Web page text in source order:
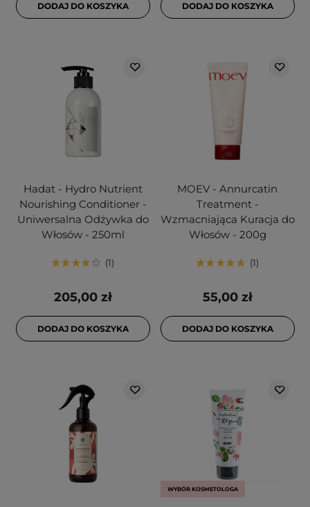
DODAJ DO KOSZYKA DODAJ DO KOSZYKA
Hadat - Hydro Nutrient
Nourishing Conditioner -
Uniwersalna Odżywka do
Włosów - 250ml
1
205,00 zł
DODAJ DO KOSZYKA
MOEV - Annurcatin
Treatment -
Wzmacniająca Kuracja do
Włosów - 200g
1
55,00 zł
DODAJ DO KOSZYKA
WYBÓR KOSMETOLOGA